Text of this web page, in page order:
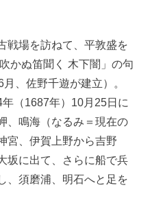
戦場を訪ねて、平敦盛を
かぬ笛聞く 木下闇」の句
、佐野千遊が建立）。
年（1687年）10月25日に
、鳴海（なるみ＝現在の
宮、伊賀上野から吉野
坂に出て、さらに船で兵
、須磨浦、明石へと足を